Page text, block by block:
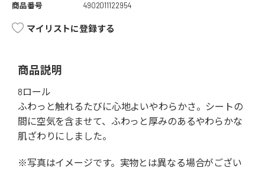
商品番号
4902011122954
マイリストに登録する
商品説明
8ロール
ふわっと触れるたびに心地よいやわらかさ。シートの
間に空気を含ませて、ふわっと厚みのあるやわらかな
肌ざわりにしました。
※写真はイメージです。実物とは異なる場合がござい